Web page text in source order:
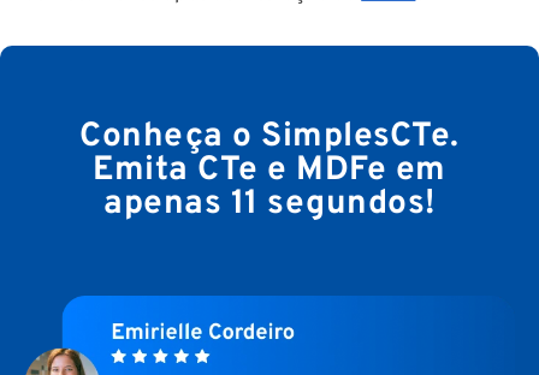
Conheça o SimplesCTe.
Emita CTe e MDFe em
apenas 11 segundos!